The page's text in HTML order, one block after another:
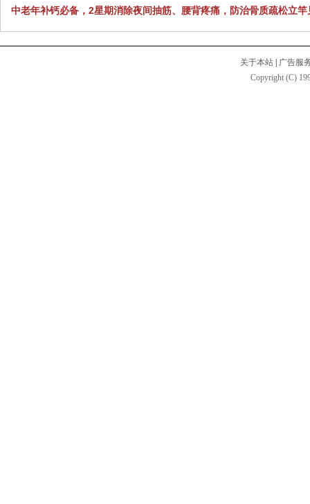
中老年补钙必备，2星期消除夜间抽筋、腰背疼痛，防治骨质疏松立竿
关于本站
广告服
Copyright (C)